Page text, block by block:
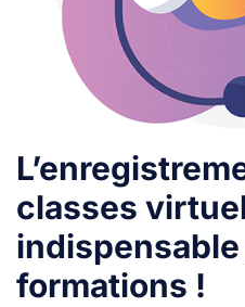
classes
formations !